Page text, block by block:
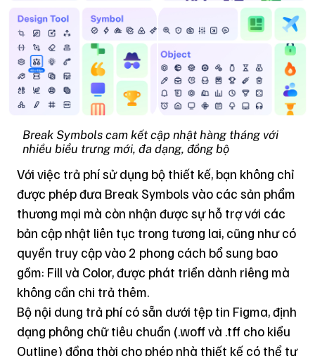
Break Symbols cam kết cập nhật hàng tháng với
nhiều biểu trưng mới, đa dạng, đồng bộ
Với việc trả phí sử dụng bộ thiết kế, bạn không chỉ
được phép đưa Break Symbols vào các sản phẩm
thương mại mà còn nhận được sự hỗ trợ với các
bản cập nhật liên tục trong tương lai, cũng như có
quyền truy cập vào 2 phong cách bổ sung bao
gồm: Fill và Color, được phát triển dành riêng mà
không cần chi trả thêm.
Bộ nội dung trả phí có sẵn dưới tệp tin Figma, định
dạng phông chữ tiêu chuẩn (.woff và .tff cho kiểu
Outline) đồng thời cho phép nhà thiết kế có thể tự